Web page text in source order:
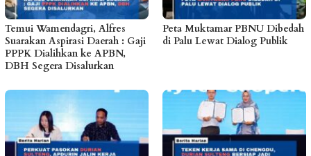
Temui Wamendagri, Alfres
Suarakan Aspirasi Daerah : Gaji
PPPK Dialihkan ke APBN,
DBH Segera Disalurkan
Peta Muktamar PBNU Dibedah
di Palu Lewat Dialog Publik